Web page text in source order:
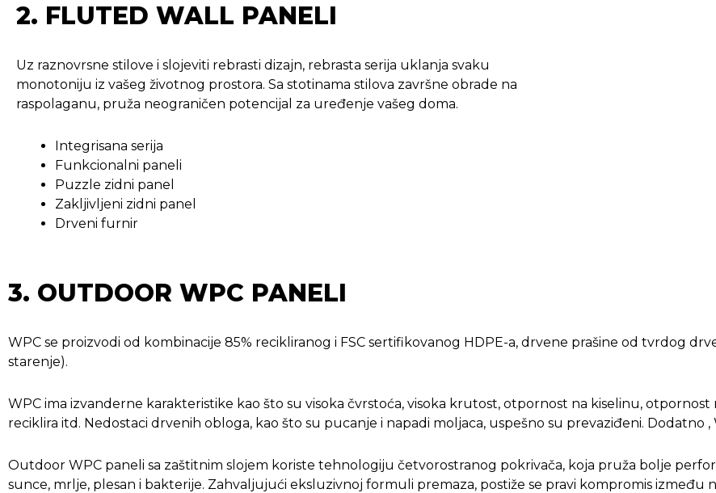
2. FLUTED WALL PANELI
Uz raznovrsne stilove i slojeviti rebrasti dizajn, rebrasta serija uklanja svaku
monotoniju iz vašeg životnog prostora. Sa stotinama stilova završne obrade na
raspolaganu, pruža neograničen potencijal za uređenje vašeg doma.
Integrisana serija
Funkcionalni paneli
Puzzle zidni panel
Zakljivljeni zidni panel
Drveni furnir
3. OUTDOOR WPC PANELI
WPC se proizvodi od kombinacije 85% recikliranog i FSC sertifikovanog HDPE-a, drvene prašine od tvrdog
starenje).
WPC ima izvanderne karakteristike kao što su visoka čvrstoća, visoka krutost, otpornost na kiselinu,
reciklira itd. Nedostaci drvenih obloga, kao što su pucanje i napadi moljaca, uspešno su prevaziđeni. Dodatno
Outdoor WPC paneli sa zaštitnim slojem koriste tehnologiju četvorostranog pokrivača, koja pruža bolje
sunce, mrlje, plesan i bakterije. Zahvaljujući eksluzivnoj formuli premaza, postiže se pravi kompromis između